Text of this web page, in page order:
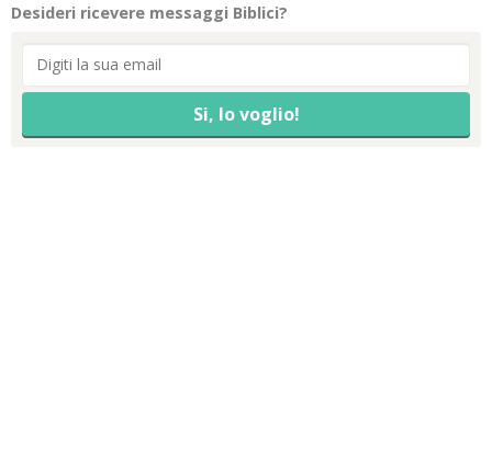
Desideri ricevere messaggi Biblici?